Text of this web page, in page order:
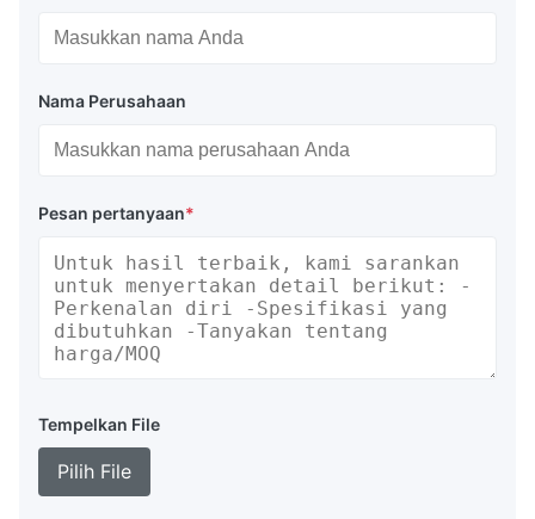
Nama Perusahaan
Pesan pertanyaan*
Tempelkan File
Pilih File